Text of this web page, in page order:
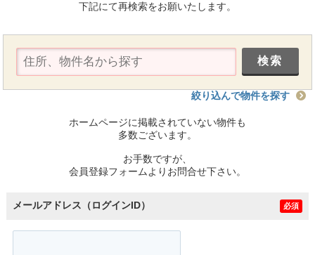
下記にて再検索をお願いたします。
絞り込んで物件を探す
ホームページに掲載されていない物件も
多数ございます。
お手数ですが、
会員登録フォームよりお問合せ下さい。
メールアドレス（ログインID） 必須